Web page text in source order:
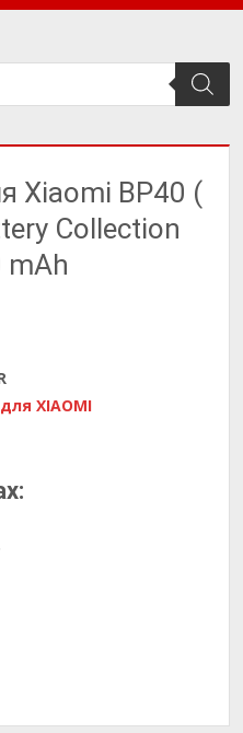
Xiaomi BP40 (
Collection
XIAOMI